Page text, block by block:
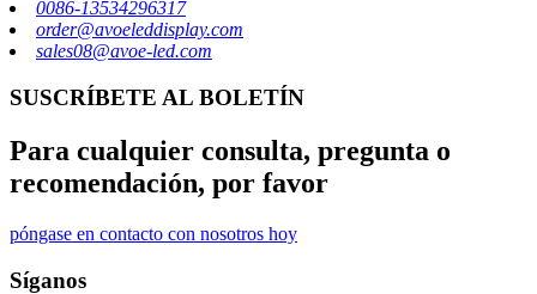
0086-13534296317
order@avoeleddisplay.com
sales08@avoe-led.com
SUSCRÍBETE AL BOLETÍN
Para cualquier consulta, pregunta o
recomendación, por favor
póngase en contacto con nosotros hoy
Síganos